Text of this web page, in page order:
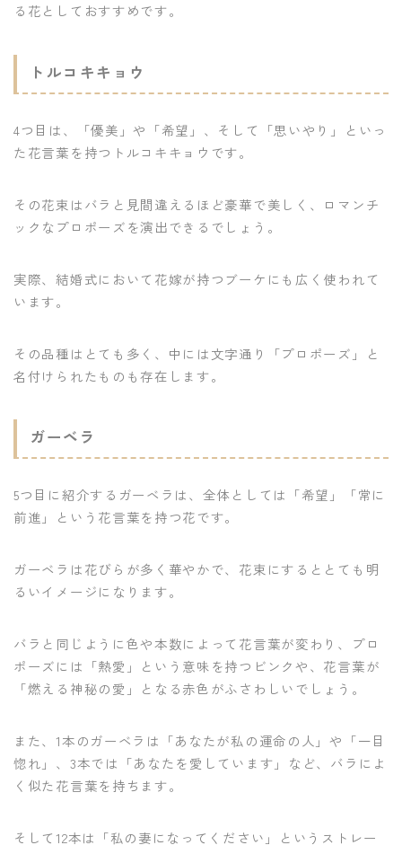
る花としておすすめです。
トルコキキョウ
4つ目は、「優美」や「希望」、そして「思いやり」といっ
た花言葉を持つトルコキキョウです。
その花束はバラと見間違えるほど豪華で美しく、ロマンチ
ックなプロポーズを演出できるでしょう。
実際、結婚式において花嫁が持つブーケにも広く使われて
います。
その品種はとても多く、中には文字通り「プロポーズ」と
名付けられたものも存在します。
ガーベラ
5つ目に紹介するガーベラは、全体としては「希望」「常に
前進」という花言葉を持つ花です。
ガーベラは花びらが多く華やかで、花束にするととても明
るいイメージになります。
バラと同じように色や本数によって花言葉が変わり、プロ
ポーズには「熱愛」という意味を持つビンクや、花言葉が
「燃える神秘の愛」となる赤色がふさわしいでしょう。
また、1本のガーベラは「あなたが私の運命の人」や「一目
惚れ」、3本では「あなたを愛しています」など、バラによ
く似た花言葉を持ちます。
そして12本は「私の妻になってください」というストレー